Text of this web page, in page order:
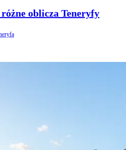
oblicza Teneryfy